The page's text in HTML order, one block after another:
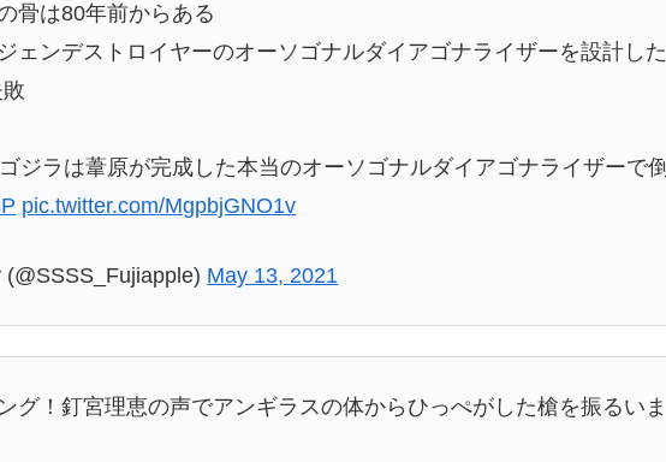
骨は80年前からある
ェンデストロイヤーのオーソゴナルダイアゴナライザーを設計した
ジラは葦原が完成した本当のオーソゴナルダイアゴナライザーで倒
pic.twitter.com/MgpbjGNO1v
May 13, 2021
グ！釘宮理恵の声でアンギラスの体からひっぺがした槍を振るいま